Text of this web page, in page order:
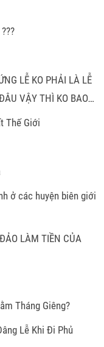
LỄ KO PHẢI LÀ LỄ
VẬY THÌ KO BAO
Thế Giới
ở các huyện biên giới
LÀM TIỀN CỦA
Tháng Giêng?
Lễ Khi Đi Phủ